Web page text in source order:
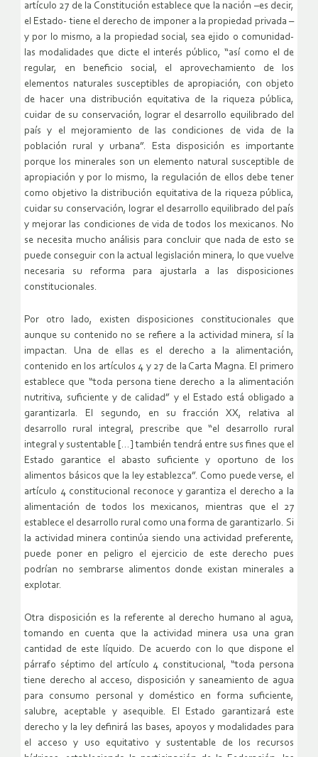
artículo 27 de la Constitución establece que la nación –es decir,
el Estado- tiene el derecho de imponer a la propiedad privada –
y por lo mismo, a la propiedad social, sea ejido o comunidad-
las modalidades que dicte el interés público, “así como el de
regular, en beneficio social, el aprovechamiento de los
elementos naturales susceptibles de apropiación, con objeto
de hacer una distribución equitativa de la riqueza pública,
cuidar de su conservación, lograr el desarrollo equilibrado del
país y el mejoramiento de las condiciones de vida de la
población rural y urbana”. Esta disposición es importante
porque los minerales son un elemento natural susceptible de
apropiación y por lo mismo, la regulación de ellos debe tener
como objetivo la distribución equitativa de la riqueza pública,
cuidar su conservación, lograr el desarrollo equilibrado del país
y mejorar las condiciones de vida de todos los mexicanos. No
se necesita mucho análisis para concluir que nada de esto se
puede conseguir con la actual legislación minera, lo que vuelve
necesaria su reforma para ajustarla a las disposiciones
constitucionales.
Por otro lado, existen disposiciones constitucionales que
aunque su contenido no se refiere a la actividad minera, sí la
impactan. Una de ellas es el derecho a la alimentación,
contenido en los artículos 4 y 27 de la Carta Magna. El primero
establece que “toda persona tiene derecho a la alimentación
nutritiva, suficiente y de calidad” y el Estado está obligado a
garantizarla. El segundo, en su fracción XX, relativa al
desarrollo rural integral, prescribe que “el desarrollo rural
integral y sustentable […] también tendrá entre sus fines que el
Estado garantice el abasto suficiente y oportuno de los
alimentos básicos que la ley establezca”. Como puede verse, el
artículo 4 constitucional reconoce y garantiza el derecho a la
alimentación de todos los mexicanos, mientras que el 27
establece el desarrollo rural como una forma de garantizarlo. Si
la actividad minera continúa siendo una actividad preferente,
puede poner en peligro el ejercicio de este derecho pues
podrían no sembrarse alimentos donde existan minerales a
explotar.
Otra disposición es la referente al derecho humano al agua,
tomando en cuenta que la actividad minera usa una gran
cantidad de este líquido. De acuerdo con lo que dispone el
párrafo séptimo del artículo 4 constitucional, “toda persona
tiene derecho al acceso, disposición y saneamiento de agua
para consumo personal y doméstico en forma suficiente,
salubre, aceptable y asequible. El Estado garantizará este
derecho y la ley definirá las bases, apoyos y modalidades para
el acceso y uso equitativo y sustentable de los recursos